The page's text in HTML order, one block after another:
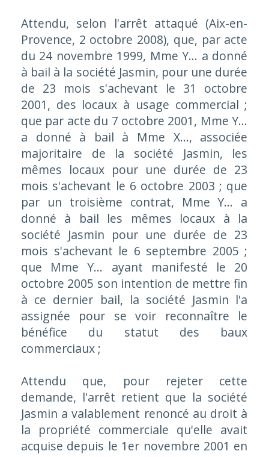
Attendu, selon l'arrêt attaqué (Aix-en-
Provence, 2 octobre 2008), que, par acte
du 24 novembre 1999, Mme Y... a donné
à bail à la société Jasmin, pour une durée
de 23 mois s'achevant le 31 octobre
2001, des locaux à usage commercial ;
que par acte du 7 octobre 2001, Mme Y...
a donné à bail à Mme X..., associée
majoritaire de la société Jasmin, les
mêmes locaux pour une durée de 23
mois s'achevant le 6 octobre 2003 ; que
par un troisième contrat, Mme Y... a
donné à bail les mêmes locaux à la
société Jasmin pour une durée de 23
mois s'achevant le 6 septembre 2005 ;
que Mme Y... ayant manifesté le 20
octobre 2005 son intention de mettre fin
à ce dernier bail, la société Jasmin l'a
assignée pour se voir reconnaître le
bénéfice du statut des baux
commerciaux;
Attendu que, pour rejeter cette
demande, l'arrêt retient que la société
Jasmin a valablement renoncé au droit à
la propriété commerciale qu'elle avait
acquise depuis le 1er novembre 2001 en